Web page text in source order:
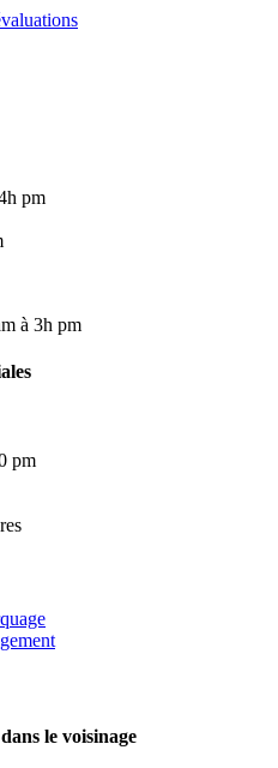
pm
à 3h pm
pm
le voisinage